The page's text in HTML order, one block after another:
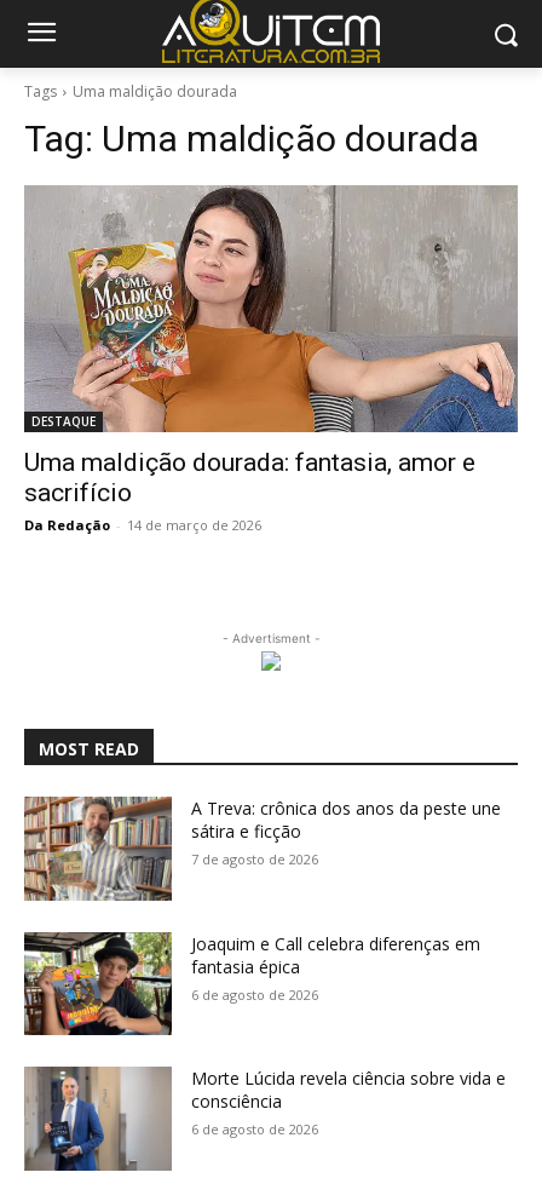
Tags Uma maldição dourada
Tag: Uma maldição dourada
DESTAQUE
Uma maldição dourada: fantasia, amor e
sacrifício
Da Redação - 14 de março de 2026
- Advertisment -
MOST READ
A Treva: crônica dos anos da peste une
sátira e ficção
7 de agosto de 2026
Joaquim e Call celebra diferenças em
fantasia épica
6 de agosto de 2026
Morte Lúcida revela ciência sobre vida e
consciência
6 de agosto de 2026